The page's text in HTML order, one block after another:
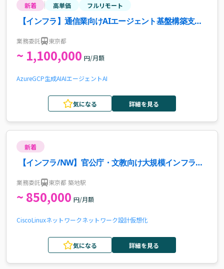
新着 高単価 フルリモート
【インフラ】通信業向けAIエージェント基盤構築支援
業務委託 東京都
~ 1,100,000 円/月額
AzureGCP生成AIAIエージェントAI
気になる 詳細を見る
新着
【インフラ/NW】官公庁・文教向け大規模インフラ案
業務委託 東京都 築地駅
~ 850,000 円/月額
CiscoLinuxネットワークネットワーク設計仮想化
気になる 詳細を見る